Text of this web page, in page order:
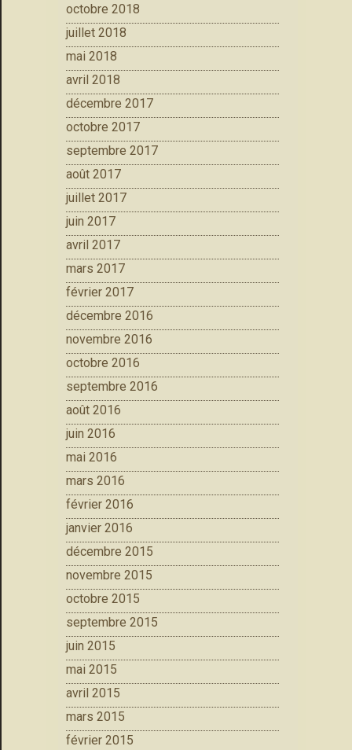
octobre 2018
juillet 2018
mai 2018
avril 2018
décembre 2017
octobre 2017
septembre 2017
août 2017
juillet 2017
juin 2017
avril 2017
mars 2017
février 2017
décembre 2016
novembre 2016
octobre 2016
septembre 2016
août 2016
juin 2016
mai 2016
mars 2016
février 2016
janvier 2016
décembre 2015
novembre 2015
octobre 2015
septembre 2015
juin 2015
mai 2015
avril 2015
mars 2015
février 2015